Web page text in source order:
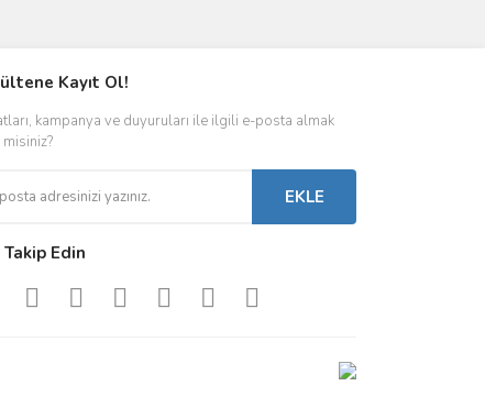
Kayıt Ol!
kampanya ve duyuruları ile ilgili e-posta almak
EKLE
Takip Edin